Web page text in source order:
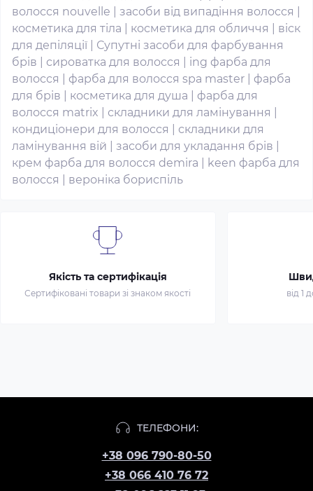
волосся nouvelle
засоби від випадіння волосся
косметика для тіла
косметика для обличчя
віск
для депіляції
Супутні засоби для фарбування
брів
сироватка для волосся
ing фарба для
волосся
фарба для волосся spa master
фарба
для брів
косметика для душа
фарба для
волосся matrix
складники для ламінування
кондиціонери для волосся
складники для
ламінування вій
засоби для укладання брів
крем фарба для волосся demira
keen фарба для
волосся
вероніка бориспіль
Якість та сертифікація
Сертифіковані товари зі знаком якості від 1
ТЕЛЕФОНИ:
+38 096 790-80-50
+38 066 410 76 72